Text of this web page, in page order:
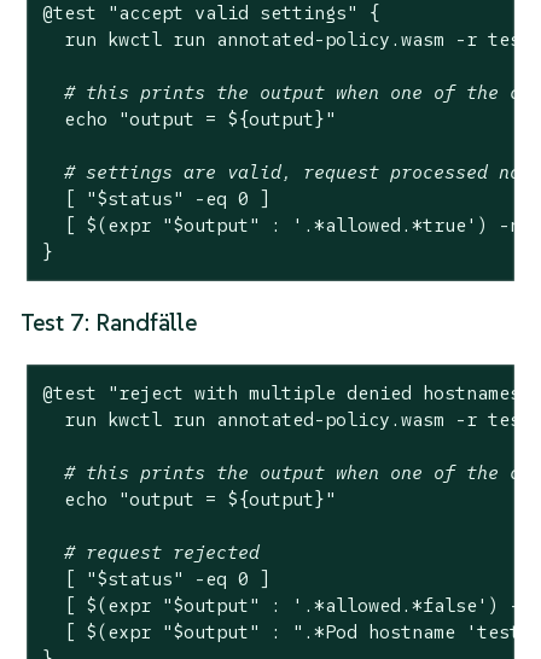
@test "accept valid settings" {
run kwctl run annotated-policy.wasm -r
# this prints the output when one of the
echo
"output = ${output}"
# settings are valid, request processed
  [
"$status" -eq 0 ]
  [ $(expr
"$output" : '.*allowed.*true' ) -ne
}
Test 7: Randfälle
@test "reject with multiple denied hostnames"
run kwctl run annotated-policy.wasm -r
# this prints the output when one of the
echo
"output = ${output}"
# request rejected
  [
"$status" -eq 0 ]
  [ $(expr
"$output" : '.*allowed.*false' ) -
  [ $(expr
"$output" :
".*Pod hostname